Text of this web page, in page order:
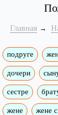
Главная
подруге
дочери
сестре
жене жене